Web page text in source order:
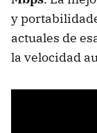
y
actuales de
la velocidad